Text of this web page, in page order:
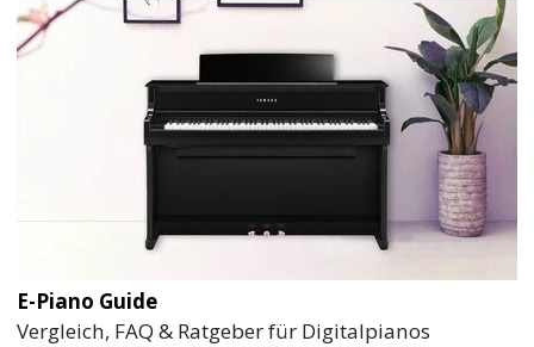
E-Piano Guide
Vergleich, FAQ & Ratgeber für Digitalpianos